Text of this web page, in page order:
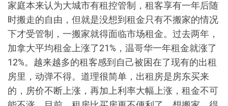
家庭本来认为大城市有租控管制，租客享有一年后随
时搬走的自由，但就是没想到租金只有不搬家的情况
下才受管制，一搬家就得面临市场租金。过去两年，
加拿大平均租金上涨了21%，温哥华一年租金就涨了
12%。越来越多的租客感到自己被困在了现有的出租
房里，动弹不得。道理很简单，出租房是房东买来
的，房价不断上涨，再加上利率大幅上涨，租金不可